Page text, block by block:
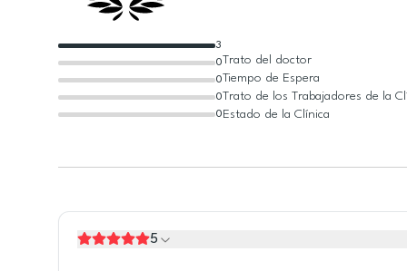
0
0
0
0
3
Trato del doctor
Tiempo de Espera
Trato de los Trabajadores de la
Estado de la Clínica
5